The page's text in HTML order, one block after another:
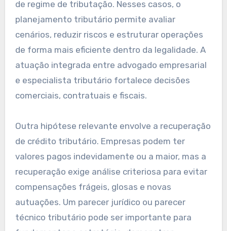
de regime de tributação. Nesses casos, o
planejamento tributário permite avaliar
cenários, reduzir riscos e estruturar operações
de forma mais eficiente dentro da legalidade. A
atuação integrada entre advogado empresarial
e especialista tributário fortalece decisões
comerciais, contratuais e fiscais.
Outra hipótese relevante envolve a recuperação
de crédito tributário. Empresas podem ter
valores pagos indevidamente ou a maior, mas a
recuperação exige análise criteriosa para evitar
compensações frágeis, glosas e novas
autuações. Um parecer jurídico ou parecer
técnico tributário pode ser importante para